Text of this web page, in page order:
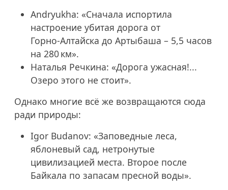
Andryukha: «Сначала испортила
настроение убитая дорога от
Горно‑Алтайска до Артыбаша – 5,5 часов
на 280 км».
Наталья Речкина: «Дорога ужасная!...
Озеро этого не стоит».
Однако многие всё же возвращаются сюда
ради природы:
Igor Budanov: «Заповедные леса,
яблоневый сад, нетронутые
цивилизацией места. Второе после
Байкала по запасам пресной воды».